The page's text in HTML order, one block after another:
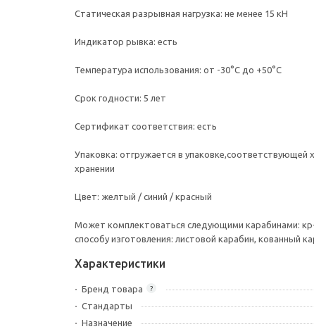
Статическая разрывная нагрузка:
Индикатор
Температура использования: от -
Срок годности:
Сертификат
Упаковка: отгружается в
хранении
Цвет: желтый / синий /
Может комплектоваться следующими карабинами:
способу изготовления: листовой карабин, кованный
Характеристики
?
Бренд товара
Стандарты
Назначение